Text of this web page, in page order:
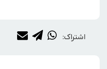
اشتراک: